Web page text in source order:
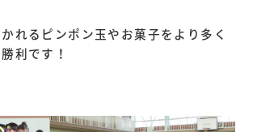
れるピンポン玉やお菓子をより多く
利です！